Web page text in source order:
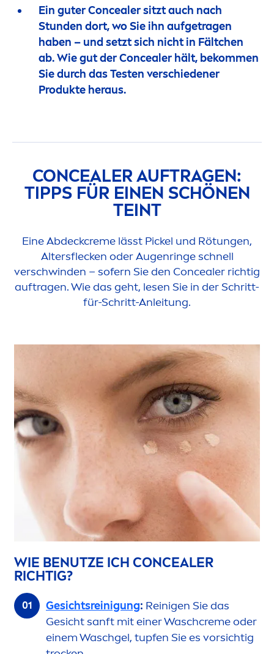
Ein guter Concealer sitzt auch nach
Stunden dort, wo Sie ihn aufgetragen
haben – und setzt sich nicht in Fältchen
ab. Wie gut der Concealer hält, bekommen
Sie durch das Testen verschiedener
Produkte heraus.
CONCEALER AUFTRAGEN:
TIPPS FÜR EINEN SCHÖNEN
TEINT
Eine Abdeckcreme lässt Pickel und Rötungen,
Altersflecken oder Augenringe schnell
verschwinden – sofern Sie den Concealer richtig
auftragen. Wie das geht, lesen Sie in der Schritt-
für-Schritt-Anleitung.
WIE BENUTZE ICH CONCEALER
RICHTIG?
Gesichtsreinigung: Reinigen Sie das
Gesicht sanft mit einer Waschcremeoder
einem Waschgel, tupfen Sie es vorsichtig